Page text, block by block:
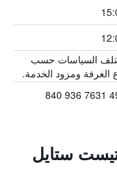
السياسات حسب
الغرفة ومزود الخدمة.
تيست ستايل